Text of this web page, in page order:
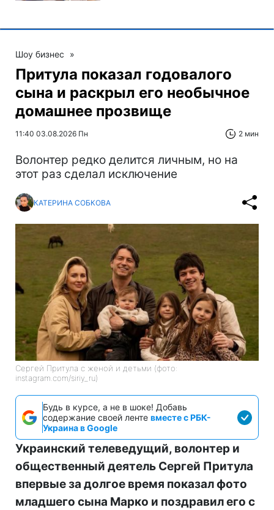
Шоу бизнес »
Притула показал годовалого
сына и раскрыл его необычное
домашнее прозвище
11:40 03.08.2026 Пн 2 мин
Волонтер редко делится личным, но на
этот раз сделал исключение
КАТЕРИНА СОБКОВА
Сергей Притула с женой и детьми (фото:
instagram.com/siriy_ru)
Будь в курсе, а не в шоке! Добавь
содержание своей ленте вместе с РБК-
Украина в Google
Украинский телеведущий, волонтер и
общественный деятель Сергей Притула
впервые за долгое время показал фото
младшего сына Марко и поздравил его с